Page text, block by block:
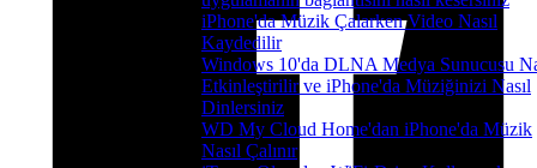
iPhone'da Müzik Çalarken Video Nasıl
Kaydedilir
Windows 10'da DLNA Medya Sunucusu
Etkinleştirilir ve iPhone'da Müziğinizi Nasıl
Dinlersiniz
WD My Cloud Home'dan iPhone'da Müzik
Nasıl Çalınır